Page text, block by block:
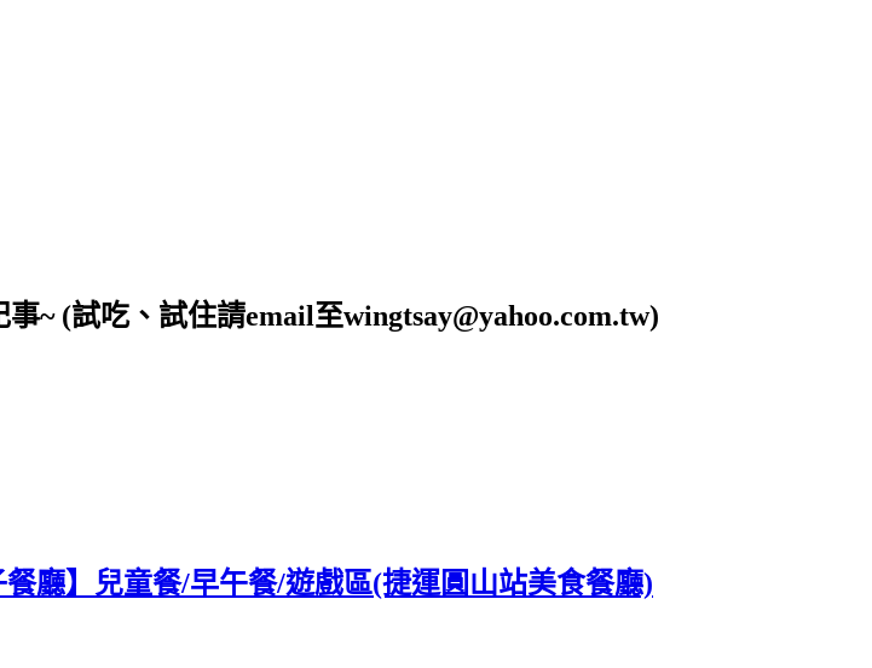
~ (試吃、試住請email至wingtsay@yahoo.com.tw)
廳】兒童餐/早午餐/遊戲區(捷運圓山站美食餐廳)